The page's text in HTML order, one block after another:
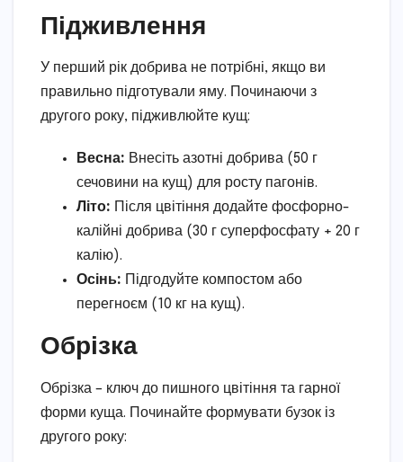
Підживлення
У перший рік добрива не потрібні, якщо ви
правильно підготували яму. Починаючи з
другого року, підживлюйте кущ:
Весна: Внесіть азотні добрива (50 г
сечовини на кущ) для росту пагонів.
Літо: Після цвітіння додайте фосфорно-
калійні добрива (30 г суперфосфату + 20 г
калію).
Осінь: Підгодуйте компостом або
перегноєм (10 кг на кущ).
Обрізка
Обрізка – ключ до пишного цвітіння та гарної
форми куща. Починайте формувати бузок із
другого року: